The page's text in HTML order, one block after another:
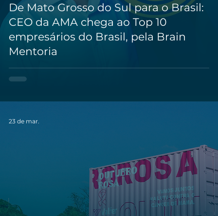
De Mato Grosso do Sul para o Brasil:
CEO da AMA chega ao Top 10
empresários do Brasil, pela Brain
Mentoria
23 de mar.